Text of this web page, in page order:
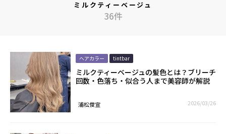
ミルクティーベージュ
36件
ヘアカラー tintbar
ミルクティーベージュの髪色とは？ブリーチ
回数・色落ち・似合う人まで美容師が解説
浦松俊宣 2026/03/26